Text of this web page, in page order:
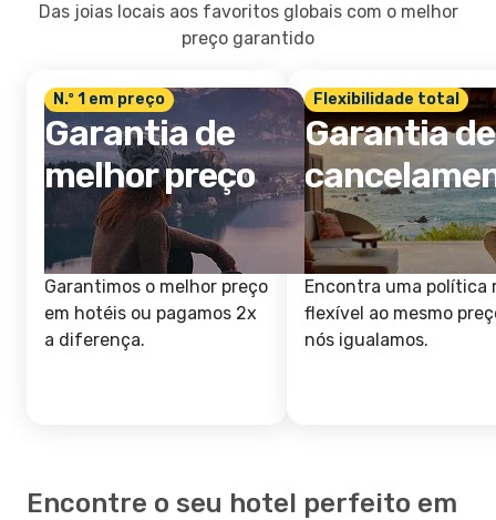
Das joias locais aos favoritos globais com o melhor
preço garantido
N.º 1 em preço
Garantia de
melhor preço
Garantimos o melhor preço
em hotéis ou pagamos 2x
a diferença.
Flexibilidade total
Garantia de
Encontra uma política
flexível ao mesmo
nós igualamos.
Encontre o seu hotel perfeito em